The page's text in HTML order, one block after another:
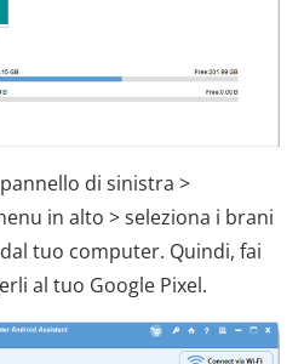
di sinistra >
in alto > seleziona i brani
tuo computer. Quindi, fai
al tuo Google Pixel.